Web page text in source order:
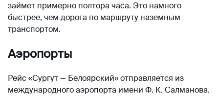
займет примерно полтора часа. Это намного
быстрее, чем дорога по маршруту наземным
транспортом.
Аэропорты
Рейс «Сургут — Белоярский» отправляется из
международного аэропорта имени Ф. К. Салманова.